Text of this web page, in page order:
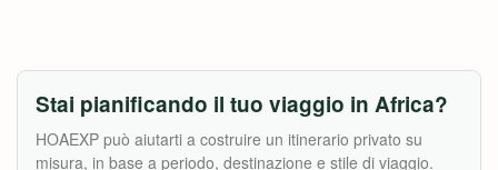
Stai pianificando il tuo viaggio in Africa?
HOAEXP può aiutarti a costruire un itinerario privato su
misura, in base a periodo, destinazione e stile di viaggio.